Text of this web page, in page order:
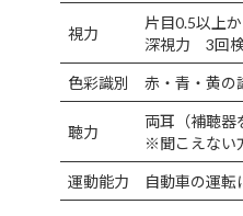
視力
片目0.5以上
深視力 3回検
色彩識別 赤・青・黄の
聴力
両耳（補聴器
※聞こえない
運動能力 自動車の運